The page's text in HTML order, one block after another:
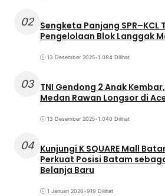
02 Sengketa Panjang SPR–KCL
Pengelolaan Blok Langgak
13 Desember 2025•1.084 Dilihat
03 TNI Gendong 2 Anak
Medan Rawan Longsor di
13 Desember 2025•1.040 Dilihat
04 Kunjungi K SQUARE Mall
Perkuat Posisi Batam
Belanja Baru
1 Januari 2026•919 Dilihat